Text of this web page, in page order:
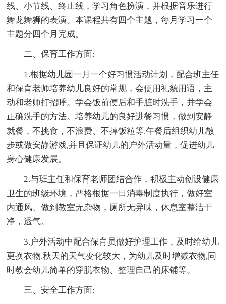
线、小节线、终止线，学习角色扮演，并根据音乐进行
舞龙舞狮的表演。本课程共有四个主题，每月学习一个
主题分四个月完成。
二、保育工作方面:
1.根据幼儿园一月一个好习惯活动计划，配合班主任
和保育老师培养幼儿良好的常规，会使用礼貌用语，主
动和老师打招呼。学会饭前便后和手脏时洗手，并学会
正确洗手的方法。培养幼儿的良好进餐习惯，做到安静
就餐，不挑食，不浪费、不掉饭粒等.午餐后组织幼儿散
步或做安静游戏,并且保证幼儿的户外活动量，促进幼儿
身心健康发展。
2.与班主任和保育老师团结合作，积极主动创设健康
卫生的班级环境，严格根据一日消毒制度执行，做好室
内通风、做到教室无杂物，厕所无异味，休息室整洁干
净，透气。
3.户外活动中配合保育员做好护理工作，及时给幼儿
更换衣物.秋天的天气变化较大，为幼儿及时增减衣物,同
时教会幼儿简单的穿脱衣物、整理自己的床铺等。
三、安全工作方面: